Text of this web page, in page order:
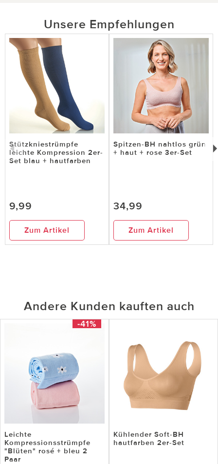
Unsere Empfehlungen
Stützkniestrümpfe
leichte Kompression 2er-
Set blau + hautfarben
9,99
Zum Artikel
Spitzen-BH nahtlos grün
+ haut + rose 3er-Set
34,99
Zum Artikel
Andere Kunden kauften auch
-41%
Leichte
Kompressionsstrümpfe
"Blüten" rosé + bleu 2
Paar
Kühlender Soft-BH
hautfarben 2er-Set